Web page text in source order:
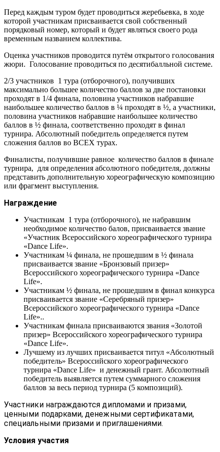
Перед каждым туром будет проводиться жеребьевка, в ходе
которой участникам присваивается свой собственный
порядковый номер, который и будет являться своего рода
временным названием коллектива.
Оценка участников проводится путём открытого голосования
жюри. Голосование проводиться по десятибалльной системе.
2/3 участников 1 тура (отборочного), получивших
максимально большее количество баллов за две постановки
проходят в 1/4 финала, половина участников набравшие
наибольшее количество баллов в ¼ проходят в ½, а участники,
половина участников набравшие наибольшее количество
баллов в ½ финала, соответственно проходят в финал
турнира. Абсолютный победитель определяется путем
сложения баллов во ВСЕХ турах.
Финалисты, получившие равное количество баллов в финале
турнира, для определения абсолютного победителя, должны
представить дополнительную хореографическую композицию
или фрагмент выступления.
Награждение
Участникам 1 тура (отборочного), не набравшим
необходимое количество балов, присваивается звание
«Участник Всероссийского хореографического турнира
«Dance Life».
Участникам ¼ финала, не прошедшим в ½ финала
присваивается звание «Бронзовый призер»
Всероссийского хореографического турнира «Dance
Life».
Участникам ½ финала, не прошедшим в финал конкурса
присваивается звание «Серебряный призер»
Всероссийского хореографического турнира «Dance
Life»..
Участникам финала присваиваются звания «Золотой
призер» Всероссийского хореографического турнира
«Dance Life».
Лучшему из лучших присваивается титул «Абсолютный
победитель» Всероссийского хореографического
турнира «Dance Life» и денежный грант. Абсолютный
победитель выявляется путем суммарного сложения
баллов за весь период турнира (5 композиций).
Участники награждаются дипломами и призами,
ценными подарками, денежными сертификатами,
специальными призами и приглашениями.
Условия участия